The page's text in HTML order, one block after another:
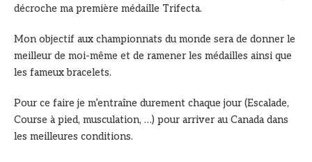
décroche ma première médaille Trifecta.
Mon objectif aux championnats du monde sera de donner le
meilleur de moi-même et de ramener les médailles ainsi que
les fameux bracelets.
Pour ce faire je m’entraîne durement chaque jour (Escalade,
Course à pied, musculation, …) pour arriver au Canada dans
les meilleures conditions.